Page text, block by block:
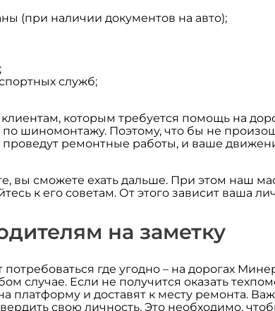
(при наличии документов на авто);
;
служб;
которым требуется помощь на
шиномонтажу. Поэтому, что бы не
ремонтные работы, и ваше
вы сможете ехать дальше. При этом наш
к его советам. От этого зависит ваша
на заметку
где угодно – на дорогах
случае. Если не получится оказать
и доставят к месту ремонта.
свою личность. Это необходимо,